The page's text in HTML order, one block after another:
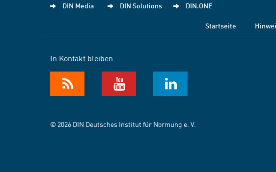
DIN Media DIN Solutions DIN.ONE
Startseite
In Kontakt bleiben
© 2026 DIN Deutsches Institut für Normung e. V.